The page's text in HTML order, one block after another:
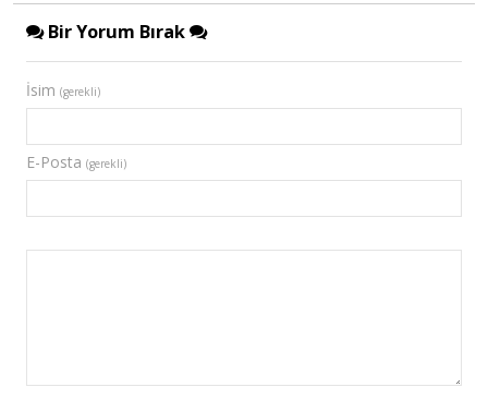
Bir Yorum Bırak
İsim (gerekli)
E-Posta (gerekli)